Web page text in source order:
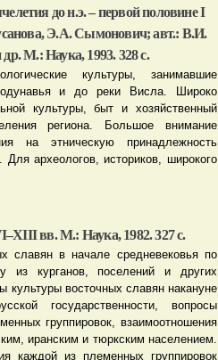
до н.э. – первой половине I
Э.А. Сымонович; авт.: В.И.
М.: Наука, 1993. 328 с.
культуры, занимавшие
и до реки Висла. Широко
культуры, быт и хозяйственный
региона. Большое внимание
на этническую принадлежность
Для археологов, историков, широкого
вв. М.: Наука, 1982. 327 с.
славян в начале средневековья по
из курганов, поселений и других
культуры восточных славян накануне
государственности, вопросы
группировок, взаимоотношения
иранским и тюркским населением.
каждой из племенных группировок